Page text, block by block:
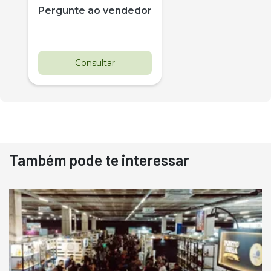
Pergunte ao vendedor
Consultar
Destaque
Usado
Pá Carregadeira Cat 966
Ano 1987
Londrina
Também pode te interessar